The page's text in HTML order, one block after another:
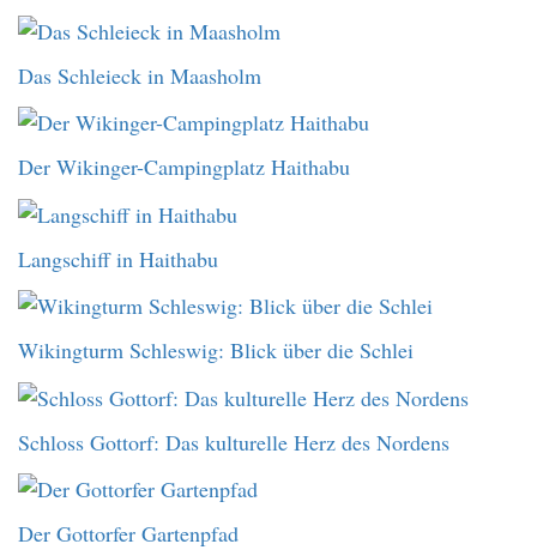
Das Schleieck in Maasholm
Der Wikinger-Campingplatz Haithabu
Langschiff in Haithabu
Wikingturm Schleswig: Blick über die Schlei
Schloss Gottorf: Das kulturelle Herz des Nordens
Der Gottorfer Gartenpfad